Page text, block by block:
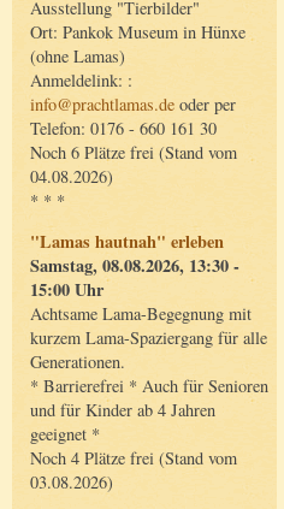
Ausstellung "Tierbilder"
Ort: Pankok Museum in Hünxe
(ohne Lamas)
Anmeldelink: :
info@prachtlamas.de oder per
Telefon: 0176 - 660 161 30
Noch 6 Plätze frei (Stand vom
04.08.2026)
* * *
"Lamas hautnah" erleben
Samstag, 08.08.2026, 13:30 -
15:00 Uhr
Achtsame Lama-Begegnung mit
kurzem Lama-Spaziergang für alle
Generationen.
* Barrierefrei * Auch für Senioren
und für Kinder ab 4 Jahren
geeignet *
Noch 4 Plätze frei (Stand vom
03.08.2026)